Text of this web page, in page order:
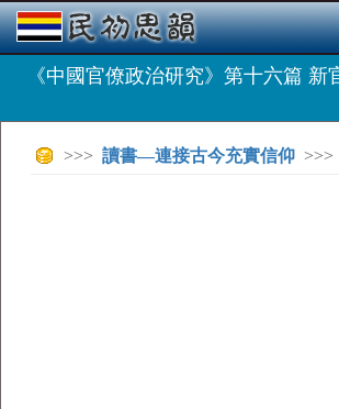
《中國官僚政治研究》第十六篇 新
>>> 讀書—連接古今充實信仰 >>>